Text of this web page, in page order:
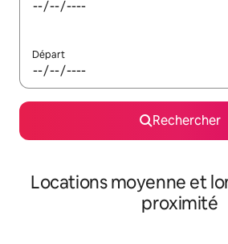
Départ
Rechercher
Locations moyenne et
proximité